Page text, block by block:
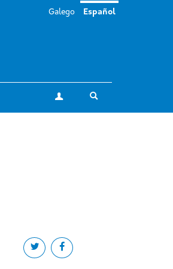
Mi cuenta
Galego Español
Share on twitter
Share on facebook